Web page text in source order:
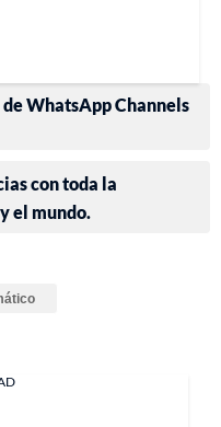
WhatsApp Channels
con toda la
el mundo.